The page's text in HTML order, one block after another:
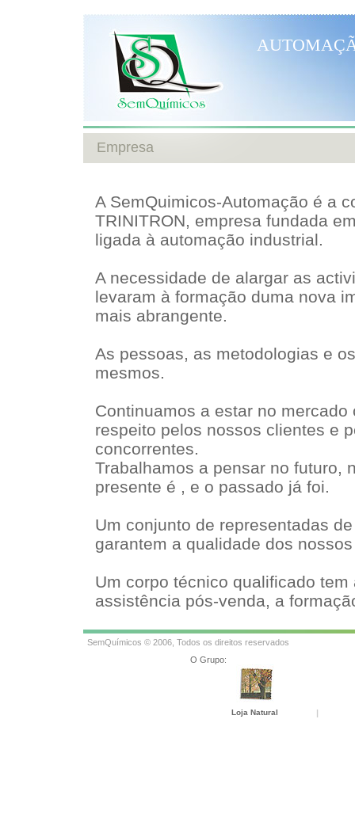
Empresa
A SemQuimicos-Automação é a
TRINITRON, empresa fundada
ligada à automação industrial.
A necessidade de alargar as
levaram à formação duma nova
mais abrangente.
As pessoas, as metodologias e
mesmos.
Continuamos a estar no
respeito pelos nossos clientes e
concorrentes.
Trabalhamos a pensar no futuro,
presente é , e o passado já foi.
Um conjunto de representadas
garantem a qualidade dos
Um corpo técnico qualificado tem
assistência pós-venda, a
SemQuímicos © 2006, Todos os direitos reservados
O Grupo:
Loja Natural |